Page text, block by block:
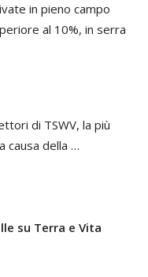
in pieno campo
al 10%, in serra
di TSWV, la più
a causa della …
su Terra e Vita